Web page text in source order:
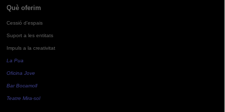
Què oferim
Cessió d'espais
Suport a les entitats
Impuls a la creativitat
La Pua
Oficina Jove
Bar Bocamoll
Teatre Mira-sol